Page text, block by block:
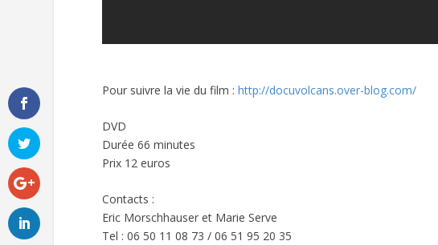
Pour suivre la vie du film :http://docuvolcans.over-blog.com/
DVD
Durée 66 minutes
Prix 12 euros
Contacts :
Eric Morschhauser et Marie Serve
Tel : 06 50 11 08 73 / 06 51 95 20 35